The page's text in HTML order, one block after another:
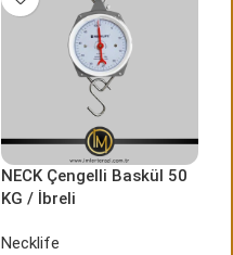
NECK Çengelli Baskül 50
KG / İbreli
Necklife